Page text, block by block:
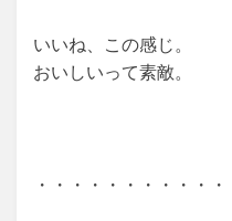
いいね、この感じ。
おいしいって素敵。
・・・・・・・・・・